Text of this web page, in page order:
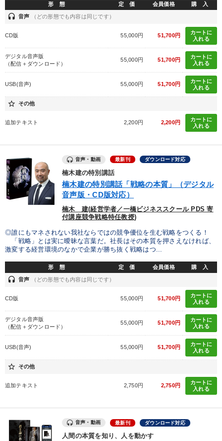
形 態 定 価 会員価格 購 入
headset 音声 （どの形態でも内容は同じです）
CD版 55,000円 51,700円
カートに
入れる
デジタル音声版
（配信＋ダウンロード）
55,000円 51,700円
カートに
入れる
USB(音声) 55,000円 51,700円
カートに
入れる
star_border その他
追加テキスト 2,200円 2,200円
カートに
入れる
音声・動画 最新刊 ダウンロード対応
楠木建の特別講話
楠木建の特別講話「戦略の本質」（デジタル
音声版・CD版対応）
楠木 建(経営学者／一橋ビジネススクール PDS 寄
付講座競争戦略特任教授)
◎誰にもマネされない我社ならではの競争優位を生む戦略をつくる！
「戦略」とは実に曖昧な言葉だ。社長はその本質を押さえなければ、
激変する経営環境のなかで企業が勝ち抜く戦略はつ...
形 態 定 価 会員価格 購 入
headset 音声 （どの形態でも内容は同じです）
CD版 55,000円 51,700円
カートに
入れる
デジタル音声版
（配信＋ダウンロード）
55,000円 51,700円
カートに
入れる
USB(音声) 55,000円 51,700円
カートに
入れる
star_border その他
追加テキスト 2,750円 2,750円
カートに
入れる
音声・動画 最新刊 ダウンロード対応
人間の本質を知り、人を動かす